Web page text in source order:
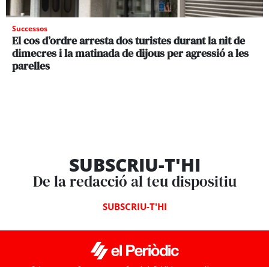
Successos
El cos d’ordre arresta dos turistes durant la nit de
dimecres i la matinada de dijous per agressió a les
parelles
SUBSCRIU-T'HI
De la redacció al teu dispositiu
SUBSCRIU-T'HI